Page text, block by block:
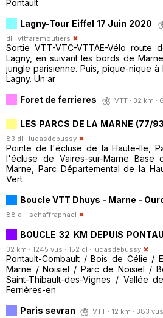
Pontault
Lagny-Tour Eiffel 17 Juin 2020
dl · vttfaremoutiers
Sortie VTT-VTC-VTTAE-Vélo
Lagny, en suivant les bords de
jungle parisienne. Puis, pique-nique
Lagny. Un ar
Foret de ferrieres
VTT · 32 km ·
LES PARCS DE LA MARNE (77/
83 dl · lucasdebussy
Pointe de l'écluse de la Haute-Ile,
l'écluse de Vaires-sur-Marne Base
Marne, Parc Départemental de la
Vert
Boucle VTT Dhuys - Marne -
88 dl · schaffraphael
BOUCLE 32 KM DEPUIS
32 km · 1245 vus · 152 dl · lucasdebussy
Pontault-Combault / Bois de Célie /
Marne / Noisiel / Parc de Noisiel /
Saint-Thibault-des-Vignes / Vallée
Ferrières-en
Paris sevran
VTT · 12 km · 383 vus